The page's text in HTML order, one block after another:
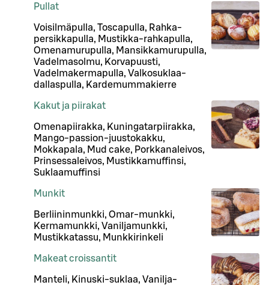
Pullat
Voisilmäpulla, Toscapulla, Rahka-
persikkapulla, Mustikka-rahkapulla,
Omenamurupulla, Mansikkamurupulla,
Vadelmasolmu, Korvapuusti,
Vadelmakermapulla, Valkosuklaa-
dallaspulla, Kardemummakierre
Kakut ja piirakat
Omenapiirakka, Kuningatarpiirakka,
Mango-passion-juustokakku,
Mokkapala, Mud cake, Porkkanaleivos,
Prinsessaleivos, Mustikkamuffinsi,
Suklaamuffinsi
Munkit
Berliininmunkki, Omar-munkki,
Kermamunkki, Vaniljamunkki,
Mustikkatassu, Munkkirinkeli
Makeat croissantit
Manteli, Kinuski-suklaa, Vanilja-